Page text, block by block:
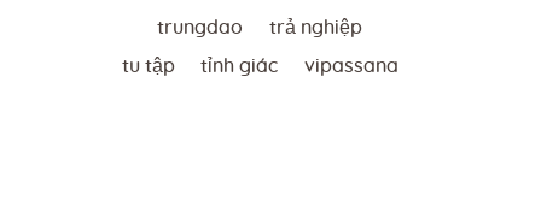
trungdao trả nghiệp
tu tập tỉnh giác vipassana